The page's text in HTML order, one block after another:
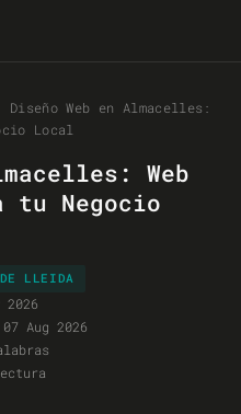
Diseño Web en Almacelles:
Local
Web
tu Negocio
DE LLEIDA
2026
07 Aug 2026